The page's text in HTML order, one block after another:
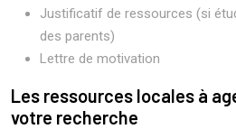
Justificatif de ressources (si
des parents)
Lettre de motivation
Les ressources locales à
votre recherche